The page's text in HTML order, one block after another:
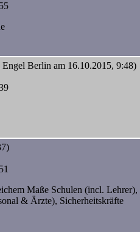
Berlin am 16.10.2015, 9:48)
Maße Schulen (incl. Lehrer),
& Ärzte), Sicherheitskräfte